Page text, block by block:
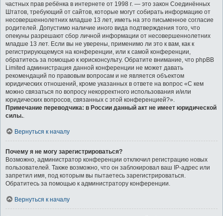
частных прав ребёнка в интернете от 1998 г. — это закон Соединённых
Штатов, требующий от сайтов, которые могут собирать информацию от
несовершеннолетних младше 13 лет, иметь на это письменное согласие
родителей. Допустимо наличие иного вида подтверждения того, что
опекуны разрешают сбор личной информации от несовершеннолетних
младше 13 лет. Если вы не уверены, применимо ли это к вам, как к
регистрирующемуся на конференции, или к самой конференции,
обратитесь за помощью к юрисконсульту. Обратите внимание, что phpBB
Limited администрация данной конференции не может давать
рекомендаций по правовым вопросам и не является объектом
юридических отношений, кроме указанных в ответе на вопрос «С кем
можно связаться по вопросу некорректного использования и/или
юридических вопросов, связанных с этой конференцией?».
Примечание переводчика: в России данный акт не имеет юридической
силы..
Вернуться к началу
Почему я не могу зарегистрироваться?
Возможно, администратор конференции отключил регистрацию новых
пользователей. Также возможно, что он заблокировал ваш IP-адрес или
запретил имя, под которым вы пытаетесь зарегистрироваться.
Обратитесь за помощью к администратору конференции.
Вернуться к началу